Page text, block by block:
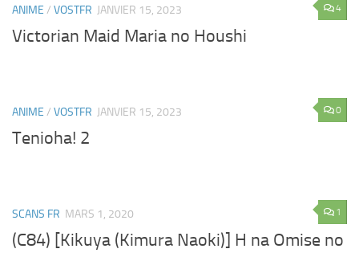
4
ANIME / VOSTFR JANVIER 15, 2023
Victorian Maid Maria no Houshi
0
ANIME / VOSTFR JANVIER 15, 2023
Tenioha! 2
1
SCANS FR MARS 1, 2020
(C84) [Kikuya (Kimura Naoki)] H na Omise no